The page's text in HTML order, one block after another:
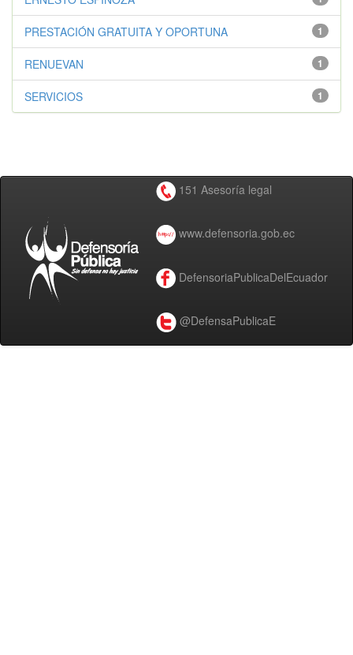
1
PRESTACIÓN GRATUITA Y OPORTUNA
1
RENUEVAN
1
SERVICIOS
151 Asesoría legal
www.defensoria.gob.ec
DefensoriaPublicaDelEcuador
@DefensaPublicaE